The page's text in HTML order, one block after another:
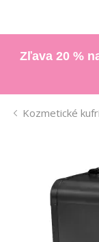
Zľava 20 %
Kozmetické